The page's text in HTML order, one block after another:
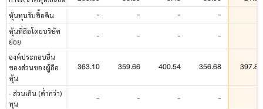
หุ้นทุนรับซื้อคืน - - - -
หุ้นที่ถือโดยบริษัท
ย่อย
- - - -
องค์ประกอบอื่น
ของส่วนของผู้ถือ
หุ้น
363.10 359.66 400.54 356.68 397.85
- ส่วนเกิน (ต่ำกว่า)
ทุน
- - - -